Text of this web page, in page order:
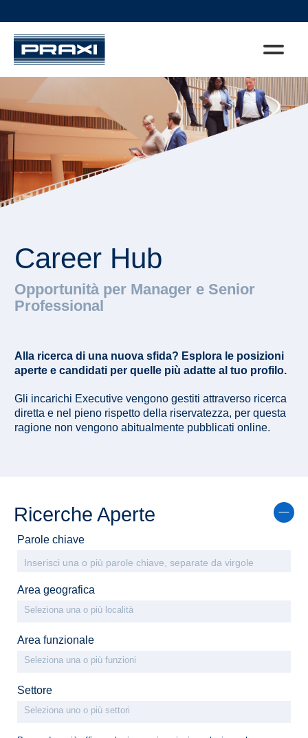
Career Hub
Opportunità per Manager e Senior
Professional
Alla ricerca di una nuova sfida? Esplora le posizioni
aperte e candidati per quelle più adatte al tuo profilo.
Gli incarichi Executive vengono gestiti attraverso ricerca
diretta e nel pieno rispetto della riservatezza, per questa
ragione non vengono abitualmente pubblicati online.
Ricerche Aperte
Parole chiave
Area geografica
Area funzionale
Settore